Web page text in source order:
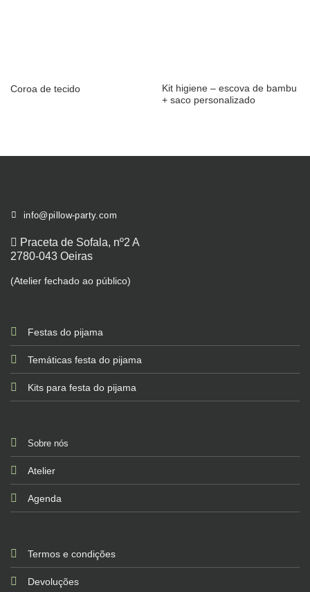
Coroa de tecido
Kit higiene – escova de bambu
+ saco personalizado
info@pillow-party.com
Praceta de Sofala, nº2 A
2780-043 Oeiras
(Atelier fechado ao público)
Festas do pijama
Temáticas festa do pijama
Kits para festa do pijama
Sobre nós
Atelier
Agenda
Termos e condições
Devoluções